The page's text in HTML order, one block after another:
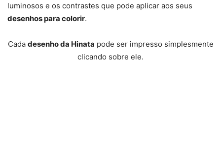
luminosos e os contrastes que pode aplicar aos seus
desenhos para colorir.
Cada desenho da Hinata pode ser impresso simplesmente
clicando sobre ele.